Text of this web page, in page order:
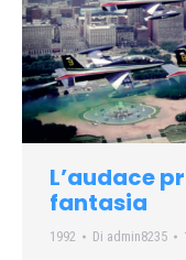
L’audace
fantasia
1992 Di admin8235